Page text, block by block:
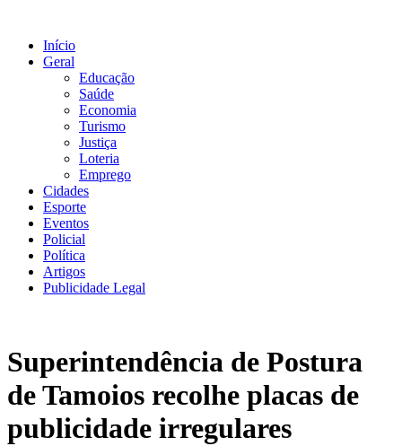
conteúdo
Início
Geral
Educação
Saúde
Economia
Turismo
Justiça
Loteria
Emprego
Cidades
Esporte
Eventos
Policial
Política
Artigos
Publicidade Legal
Superintendência de Postura
de Tamoios recolhe placas de
publicidade irregulares